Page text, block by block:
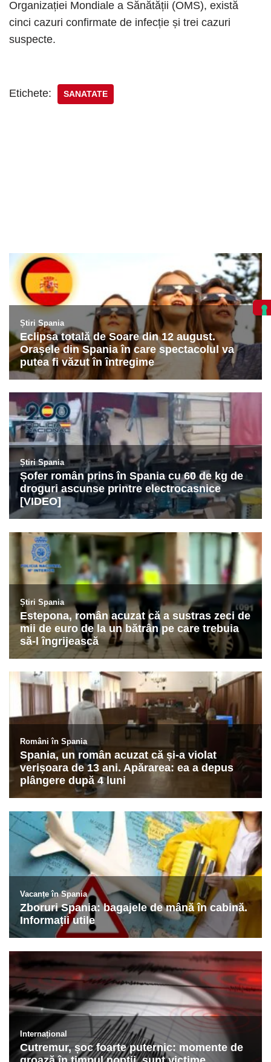
Organizației Mondiale a Sănătății (OMS), există
cinci cazuri confirmate de infecție și trei cazuri
suspecte.
Etichete: SANATATE